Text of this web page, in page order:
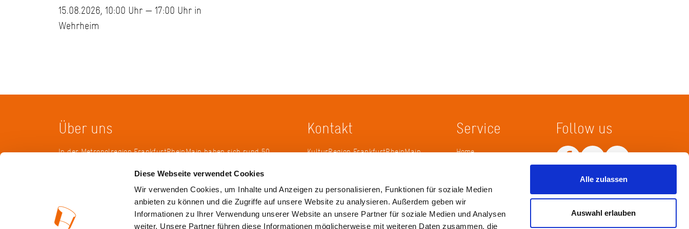
Diese Webseite verwendet Cookies
Wir verwenden Cookies, um Inhalte und Anzeigen zu personalisieren, Funktionen für soziale Medien
anbieten zu können und die Zugriffe auf unsere Website zu analysieren. Außerdem geben wir
Informationen zu Ihrer Verwendung unserer Website an unsere Partner für soziale Medien und Analysen
weiter. Unsere Partner führen diese Informationen möglicherweise mit weiteren Daten zusammen, die
Alle zulassen
Auswahl erlauben
15.08.2026, 10:00 Uhr — 17:00 Uhr in
Wehrheim
Über uns
In der Metropolregion FrankfurtRheinMain haben sich rund 50
KulturRegion zusammen-geschlossen. Über die Ländergrenzen
hinweg vernetzt die gemeinnützige Gesellschaft seit 2005 die
vielfältige lokale und regionale Kultur und fördert die
interkommunale Zusammenarbeit. Gemeinsam mit ihren
Mitgliedern präsentiert sie Projekte und setzt Impulse zu
Kontakt
KulturRegion FrankfurtRheinMain
Tel.: +49 69 2577-1700
Fax: +49 69 2577-1750
E-Mail:info@krfrm.de
Service
Home
Follow us
Netiquette